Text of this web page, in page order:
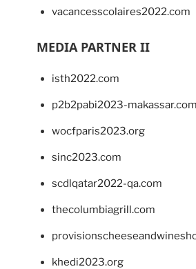
vacancesscolaires2022.com
MEDIA PARTNER II
isth2022.com
p2b2pabi2023-makassar.com
wocfparis2023.org
sinc2023.com
scdlqatar2022-qa.com
thecolumbiagrill.com
khedi2023.org